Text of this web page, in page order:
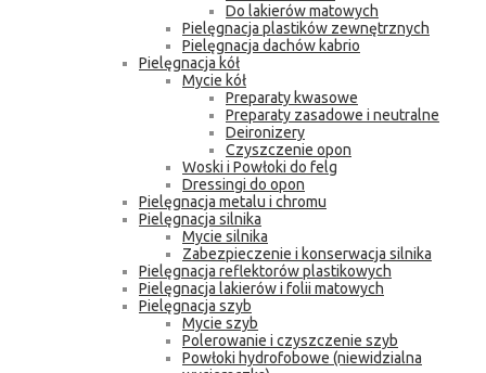
Do lakierów matowych
Pielęgnacja plastików zewnętrznych
Pielęgnacja dachów kabrio
Pielęgnacja kół
Mycie kół
Preparaty kwasowe
Preparaty zasadowe i neutralne
Deironizery
Czyszczenie opon
Woski i Powłoki do felg
Dressingi do opon
Pielęgnacja metalu i chromu
Pielęgnacja silnika
Mycie silnika
Zabezpieczenie i konserwacja silnika
Pielęgnacja reflektorów plastikowych
Pielęgnacja lakierów i folii matowych
Pielęgnacja szyb
Mycie szyb
Polerowanie i czyszczenie szyb
Powłoki hydrofobowe (niewidzialna